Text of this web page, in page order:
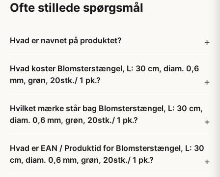
Ofte stillede spørgsmål
Hvad er navnet på produktet?
Hvad koster Blomsterstængel, L: 30 cm, diam. 0,6
mm, grøn, 20stk./ 1 pk.?
Hvilket mærke står bag Blomsterstængel, L: 30 cm,
diam. 0,6 mm, grøn, 20stk./ 1 pk.?
Hvad er EAN / Produktid for Blomsterstængel, L: 30
cm, diam. 0,6 mm, grøn, 20stk./ 1 pk.?